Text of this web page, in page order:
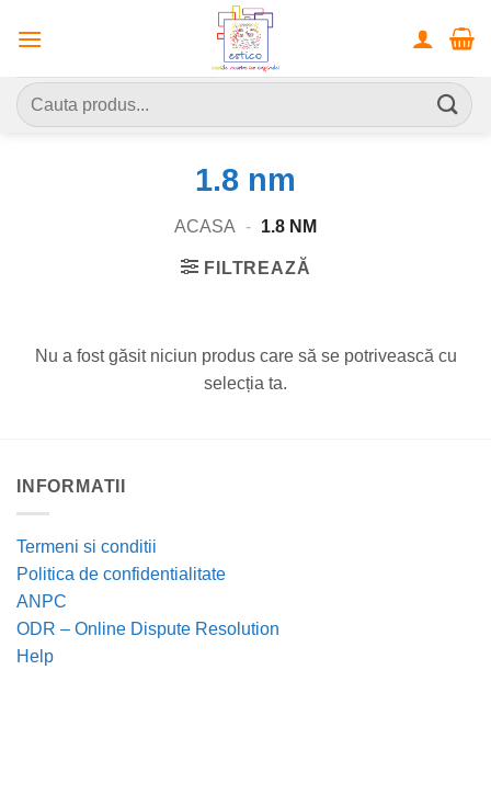
Caută
după:
1.8 nm
ACASA - 1.8 NM
FILTREAZĂ
Nu a fost găsit niciun produs care să se potrivească cu
selecția ta.
INFORMATII
Termeni si conditii
Politica de confidentialitate
ANPC
ODR – Online Dispute Resolution
Help